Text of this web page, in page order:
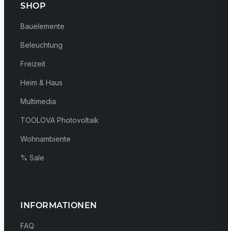
SHOP
Bauelemente
Beleuchtung
Freizeit
Heim & Haus
Multimedia
TOOLOVA Photovoltaik
Wohnambiente
% Sale
INFORMATIONEN
FAQ